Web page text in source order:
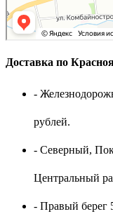
Доставка по
-
рублей.
- Северный,
Центральный
- Правый берег